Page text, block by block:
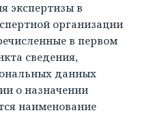
экспертизы в
организации
в первом
сведения,
данных
о назначении
наименование